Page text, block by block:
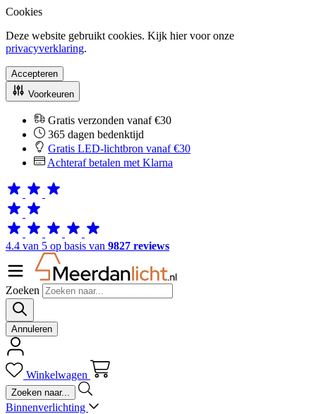
Cookies
Deze website gebruikt cookies. Kijk hier voor onze
privacyverklaring.
Accepteren
Voorkeuren
Gratis verzonden vanaf €30
365 dagen bedenktijd
Gratis LED-lichtbron vanaf €30
Achteraf betalen met Klarna
4.4 van 5 op basis van 9827 reviews
Zoeken
Annuleren
Winkelwagen
Binnenverlichting